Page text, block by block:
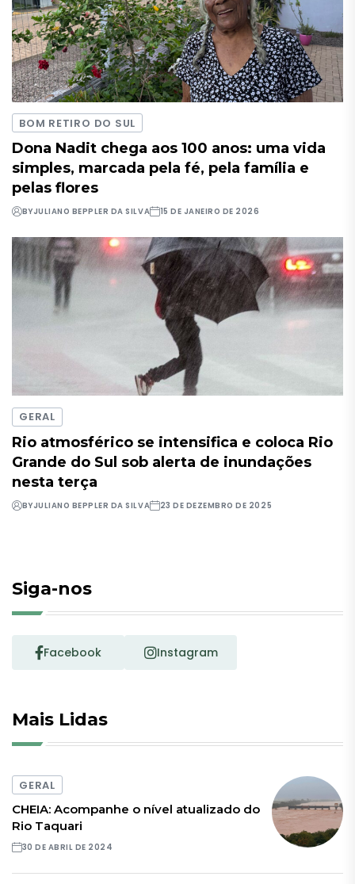
BOM RETIRO DO SUL
Dona Nadit chega aos 100 anos: uma vida
simples, marcada pela fé, pela família e
pelas flores
BYJULIANO BEPPLER DA SILVA 15 DE JANEIRO DE 2026
GERAL
Rio atmosférico se intensifica e coloca Rio
Grande do Sul sob alerta de inundações
nesta terça
BYJULIANO BEPPLER DA SILVA 23 DE DEZEMBRO DE 2025
Siga-nos
Facebook Instagram
Mais Lidas
GERAL
CHEIA: Acompanhe o nível atualizado do
Rio Taquari
30 DE ABRIL DE 2024